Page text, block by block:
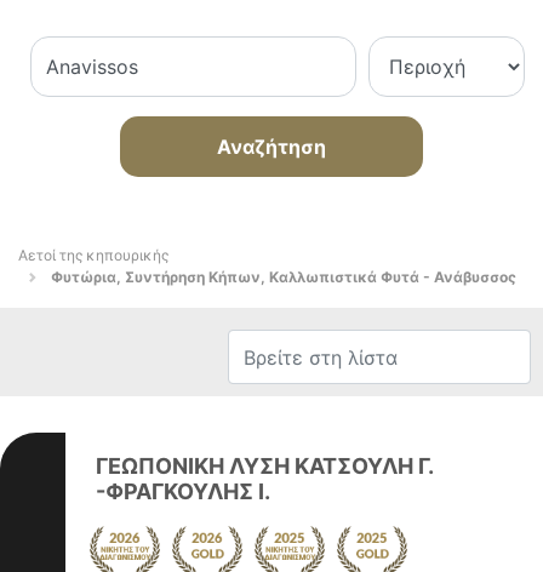
Αναζήτηση
Αετοί της κηπουρικής
Φυτώρια, Συντήρηση Κήπων, Καλλωπιστικά Φυτά - Ανάβυσσος
ΓΕΩΠΟΝΙΚΗ ΛΥΣΗ ΚΑΤΣΟΥΛΗ Γ.
-ΦΡΑΓΚΟΥΛΗΣ Ι.